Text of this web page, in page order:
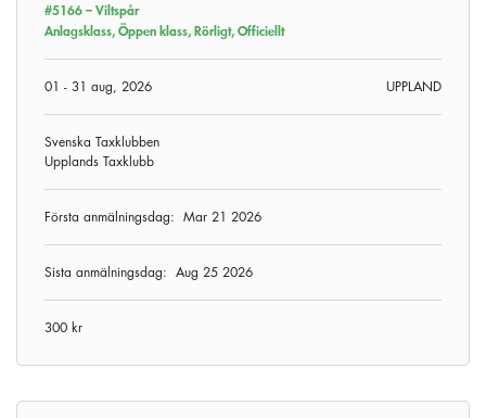
#5166 –Viltspår
Anlagsklass, Öppen klass, Rörligt, Officiellt
01 - 31 aug, 2026 UPPLAND
Svenska Taxklubben
Upplands Taxklubb
Första anmälningsdag: Mar 21 2026
Sista anmälningsdag: Aug 25 2026
300 kr